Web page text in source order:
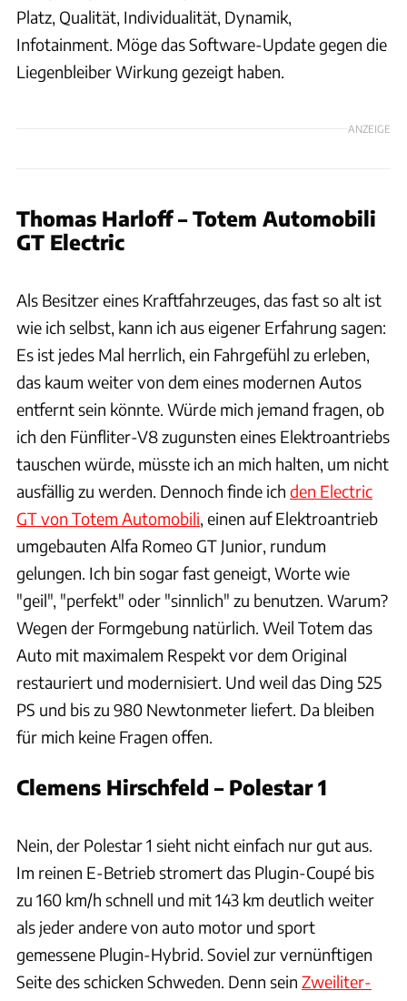
Platz, Qualität, Individualität, Dynamik,
Infotainment. Möge das Software-Update gegen die
Liegenbleiber Wirkung gezeigt haben.
ANZEIGE
Thomas Harloff – Totem Automobili
GT Electric
Als Besitzer eines Kraftfahrzeuges, das fast so alt ist
wie ich selbst, kann ich aus eigener Erfahrung sagen:
Es ist jedes Mal herrlich, ein Fahrgefühl zu erleben,
das kaum weiter von dem eines modernen Autos
entfernt sein könnte. Würde mich jemand fragen, ob
ich den Fünfliter-V8 zugunsten eines Elektroantriebs
tauschen würde, müsste ich an mich halten, um nicht
ausfällig zu werden. Dennoch finde ich den Electric
GT von Totem Automobili, einen auf Elektroantrieb
umgebauten Alfa Romeo GT Junior, rundum
gelungen. Ich bin sogar fast geneigt, Worte wie
"geil", "perfekt" oder "sinnlich" zu benutzen. Warum?
Wegen der Formgebung natürlich. Weil Totem das
Auto mit maximalem Respekt vor dem Original
restauriert und modernisiert. Und weil das Ding 525
PS und bis zu 980 Newtonmeter liefert. Da bleiben
für mich keine Fragen offen.
Clemens Hirschfeld – Polestar 1Hersteller / Patrick Lang
Nein, der Polestar 1 sieht nicht einfach nur gut aus.
Im reinen E-Betrieb stromert das Plugin-Coupé bis
zu 160 km/h schnell und mit 143 km deutlich weiter
als jeder andere von auto motor und sport
gemessene Plugin-Hybrid. Soviel zur vernünftigen
Seite des schicken Schweden. Denn sein Zweiliter-